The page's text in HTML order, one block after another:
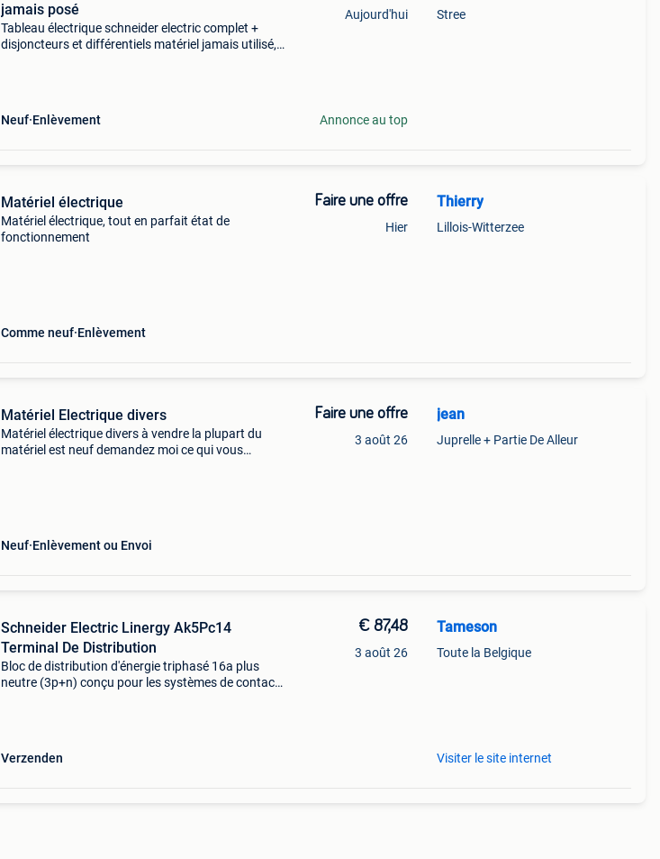
jamais posé
Tableau électrique schneider electric complet +
disjoncteurs et différentiels matériel jamais utilisé,
Neuf Enlèvement
Aujourd'hui
Annonce au top
Stree
Matériel électrique
Matériel électrique, tout en parfait état de
fonctionnement
Comme neuf Enlèvement
Faire une offre
Hier
Thierry
Lillois-Witterzee
Matériel Electrique divers
Matériel électrique divers à vendre la plupart du
matériel est neuf demandez moi ce qui vous
Neuf Enlèvement ou Envoi
Faire une offre
3 août 26
jean
Juprelle + Partie De Alleur
Schneider Electric Linergy Ak5Pc14
Terminal De Distribution
Bloc de distribution d'énergie triphasé 16a plus
neutre (3p+n) conçu pour les systèmes de contact
Verzenden
€ 87,48
3 août 26
Tameson
Toute la Belgique
Visiter le site internet